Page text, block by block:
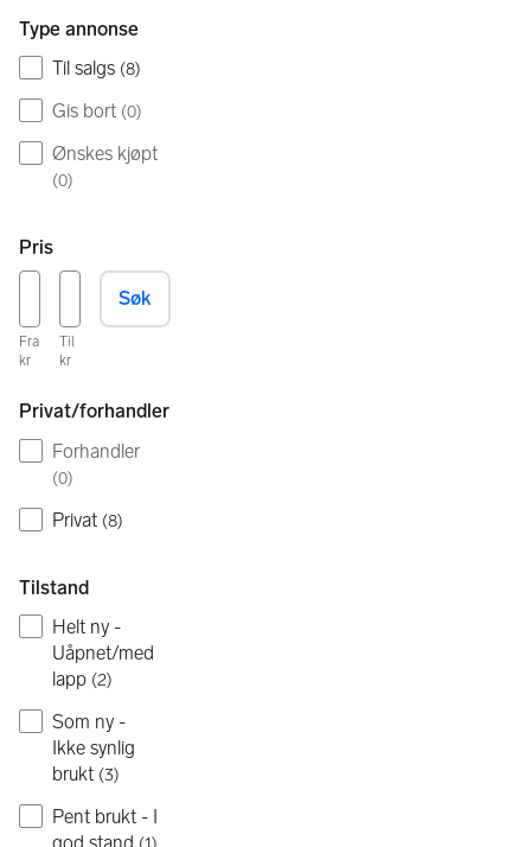
Type annonse
Til salgs (8)
Gis bort (0)
Ønskes kjøpt
(0)
Pris
Fra
kr
Til
kr
Søk
Privat/forhandler
Forhandler
(0)
Privat (8)
Tilstand
Helt ny -
Uåpnet/med
lapp (2)
Som ny -
Ikke synlig
brukt (3)
Pent brukt - I